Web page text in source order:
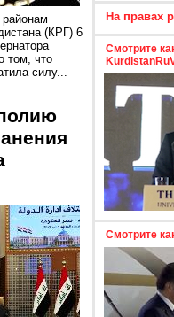
районам
(КРГ) 6
том, что
силу...
На правах
Смотрите
Смотрите